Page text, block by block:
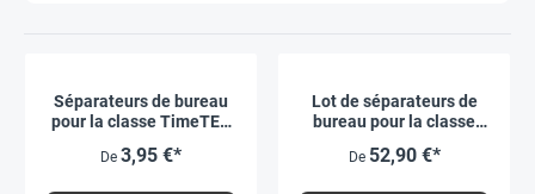
Séparateurs de bureau
pour la classe TimeTEX
De 3,95 €*
Lot de séparateurs de
bureau pour la classe
De 52,90 €*